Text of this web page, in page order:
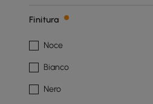
Finitura
Noce
Bianco
Nero